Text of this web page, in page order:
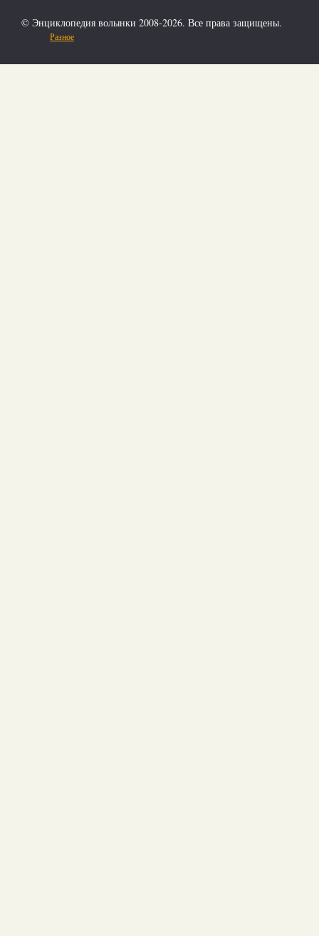
© Энциклопедия волынки 2008-2026. Все права защищены.
Разное